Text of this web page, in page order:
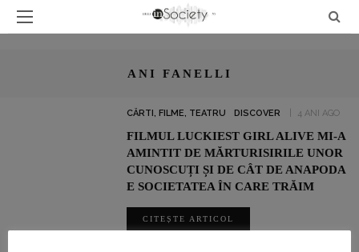
ANI FANELLI
CĂRTI, FILME, TEATRU DISCOVER 4 ANI AGO
FILMUL LUCKIEST GIRL ALIVE MI-A
AMINTIT DE MĂRTURISIRILE UNOR
CUNOSCUȚI ȘI DE CÂT DE ANAPODA
E SOCIETATEA ÎN CARE TRĂIM
CITEȘTE ARTICOL